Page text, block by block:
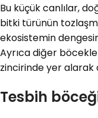
Bu küçük canlılar,
bitki türünün
ekosistemin
Ayrıca diğer
zincirinde yer
Tesbih